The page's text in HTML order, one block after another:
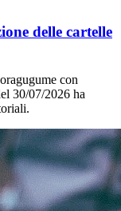
delle cartelle
con
30/07/2026 ha